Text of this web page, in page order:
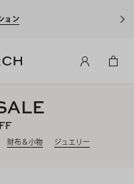
ョン
財布＆小物 ジュエリー